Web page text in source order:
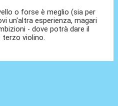
o forse è meglio (sia per
un'altra esperienza, magari
- dove potrà dare il
violino.